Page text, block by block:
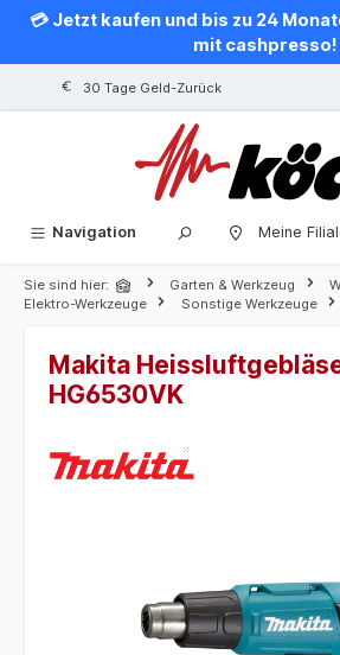
springen
💳 Jetzt kaufen und bis zu 24
mit cashpresso!
30 Tage Geld-Zurück
Navigation Meine
Sie sind hier: Garten & Werkzeug
Elektro-Werkzeuge
Sonstige Werkzeuge
Makita
HG6530VK